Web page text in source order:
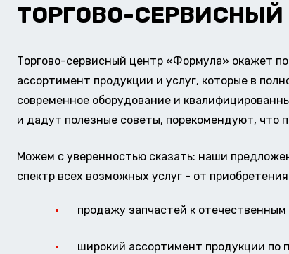
ТОРГОВО-
Торгово-сервисный центр «Формула» окажет
ассортимент продукции и услуг, которые в
современное оборудование и
и дадут полезные советы, порекомендуют, что
Можем с уверенностью сказать: наши
спектр всех возможных услуг - от
продажу запчастей к
широкий ассортимент продукции по